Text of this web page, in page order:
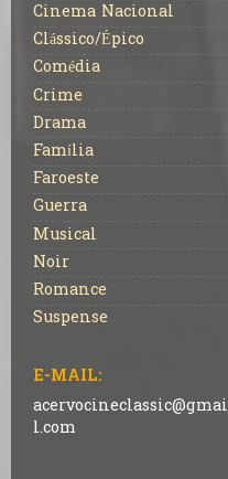
Cinema Nacional
Clássico/Épico
Comédia
Crime
Drama
Família
Faroeste
Guerra
Musical
Noir
Romance
Suspense
E-MAIL:
acervocineclassic@gmai
l.com